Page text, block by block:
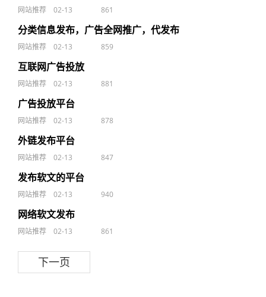
网站推荐 02-13 861
分类信息发布，广告全网推广，代发布
网站推荐 02-13 859
互联网广告投放
网站推荐 02-13 881
广告投放平台
网站推荐 02-13 878
外链发布平台
网站推荐 02-13 847
发布软文的平台
网站推荐 02-13 940
网络软文发布
网站推荐 02-13 861
下一页